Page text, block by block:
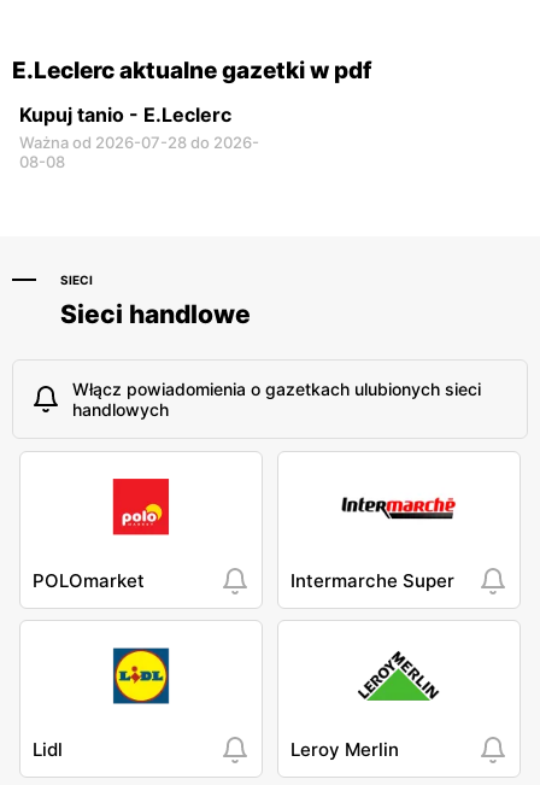
E.Leclerc aktualne gazetki w pdf
Kupuj tanio - E.Leclerc
Ważna od 2026-07-28 do 2026-
08-08
SIECI
Sieci handlowe
Włącz powiadomienia o gazetkach ulubionych sieci
handlowych
POLOmarket Intermarche Super
Lidl Leroy Merlin